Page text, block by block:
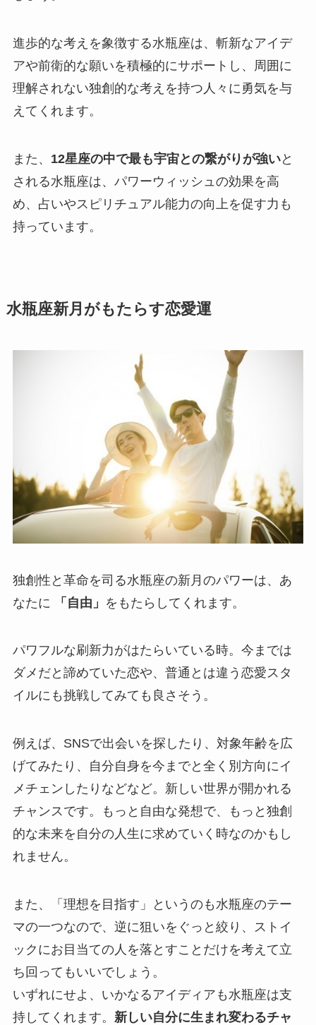
進歩的な考えを象徴する水瓶座は、斬新なアイデ
アや前衛的な願いを積極的にサポートし、周囲に
理解されない独創的な考えを持つ人々に勇気を与
えてくれます。
また、 12星座の中で最も宇宙との繋がりが強いと
される水瓶座は、パワーウィッシュの効果を高
め、占いやスピリチュアル能力の向上を促す力も
持っています。
水瓶座新月がもたらす恋愛運
独創性と革命を司る水瓶座の新月のパワーは、あ
なたに
「自由」 をもたらしてくれます。
パワフルな刷新力がはたらいている時。今までは
ダメだと諦めていた恋や、普通とは違う恋愛スタ
イルにも挑戦してみても良さそう。
例えば、SNSで出会いを探したり、対象年齢を広
げてみたり、自分自身を今までと全く別方向にイ
メチェンしたりなどなど。新しい世界が開かれる
チャンスです。もっと自由な発想で、もっと独創
的な未来を自分の人生に求めていく時なのかもし
れません。
また、「理想を目指す」というのも水瓶座のテー
マの一つなので、逆に狙いをぐっと絞り、ストイ
ックにお目当ての人を落とすことだけを考えて立
ち回ってもいいでしょう。
いずれにせよ、いかなるアイディアも水瓶座は支
持してくれます。 新しい自分に生まれ変わるチャ